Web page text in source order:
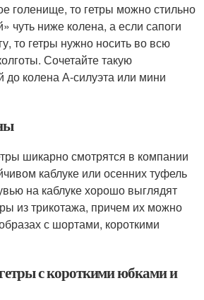
голенище, то гетры можно стильно
чуть ниже колена, а если сапоги
то гетры нужно носить во всю
Сочетайте такую
колена А-силуэта или мини
шикарно смотрятся в компании
каблуке или осенних туфель
на каблуке хорошо выглядят
из трикотажа, причем их можно
с шортами, короткими
с короткими юбками и